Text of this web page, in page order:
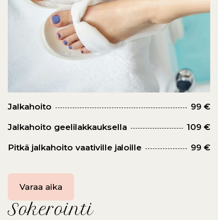
Jalkahoito 99 €
Jalkahoito geelilakkauksella 109 €
Pitkä jalkahoito vaativille jaloille 99 €
Varaa aika
Sokerointi